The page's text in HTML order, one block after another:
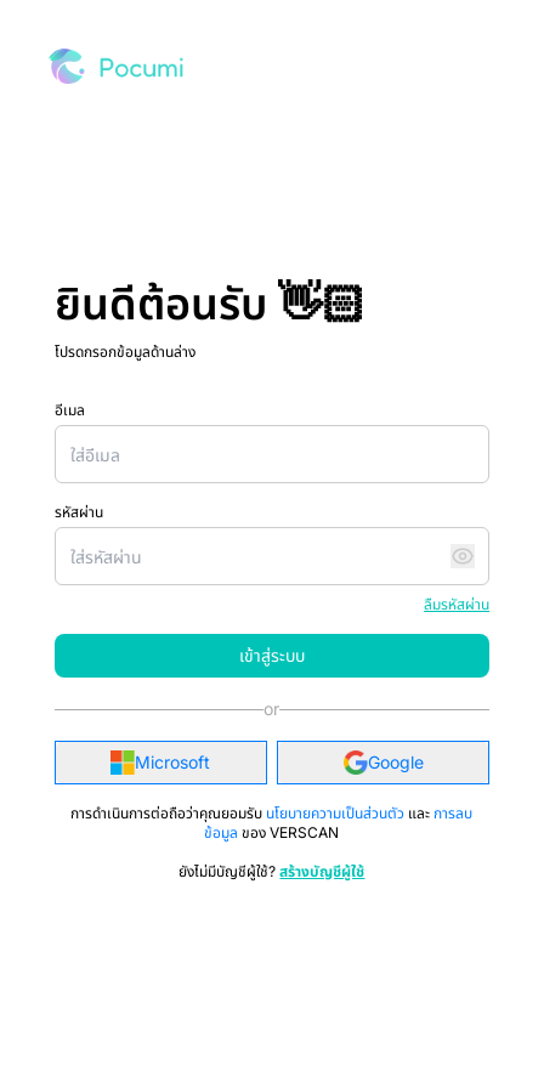
ยินดีต้อนรับ 👋🏻
โปรดกรอกข้อมูลด้านล่าง
อีเมล
รหัสผ่าน
ลืมรหัสผ่าน
เข้าสู่ระบบ
or
Microsoft Google
การดำเนินการต่อถือว่าคุณยอมรับ นโยบายความเป็นส่วนตัว และการลบ
ข้อมูล ของ VERSCAN
ยังไม่มีบัญชีผู้ใช้?สร้างบัญชีผู้ใช้